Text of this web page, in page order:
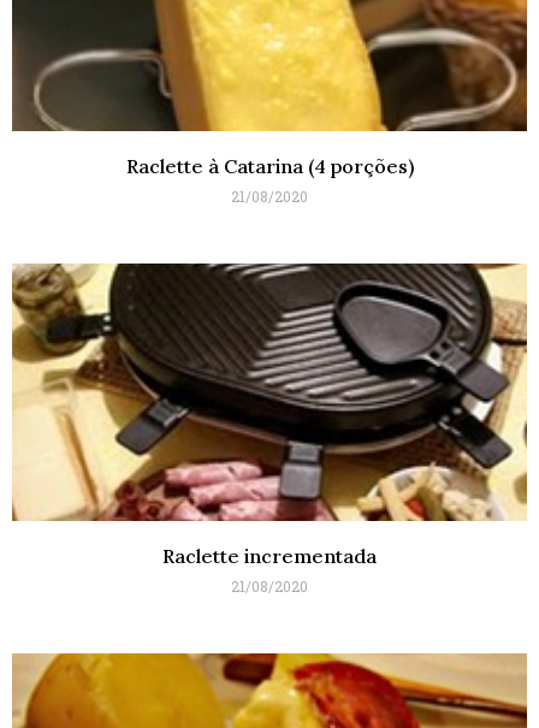
Raclette à Catarina (4 porções)
21/08/2020
Raclette incrementada
21/08/2020